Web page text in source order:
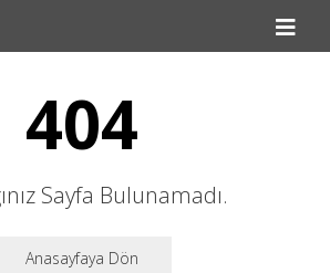
404
Sayfa Bulunamadı.
Anasayfaya Dön